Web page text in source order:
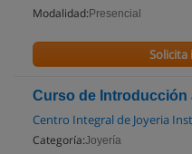
Modalidad: Presencial
Curso de Introducción
Centro Integral de Joyeria
Categoría:Joyería